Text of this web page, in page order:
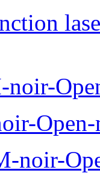
noir-
noir-